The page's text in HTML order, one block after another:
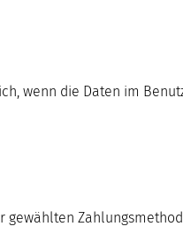
wenn die Daten im